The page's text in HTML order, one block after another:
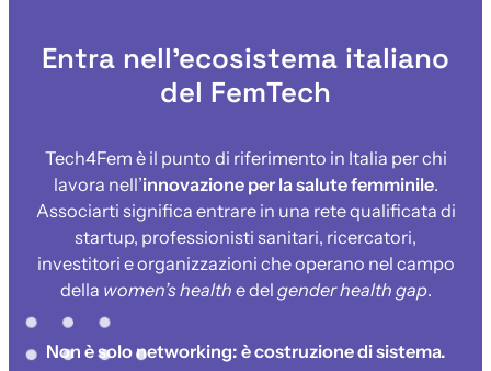
Entra nell’ecosistema italiano
del FemTech
Tech4Fem è il punto di riferimento in Italia per chi
lavora nell’innovazione per la salute femminile.
Associarti significa entrare in una rete qualificata di
startup, professionisti sanitari, ricercatori,
investitori e organizzazioni che operano nel campo
della women’s health e del gender health gap.
Non è solo networking: è costruzione di sistema.